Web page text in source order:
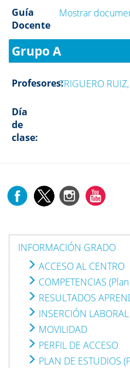
Guía
Docente
Mostrar
Grupo A
Profesores:TRIGUERO
Día
de
clase:
INFORMACIÓN GRADO
ACCESO AL CENTRO
COMPETENCIAS
RESULTADOS
INSERCIÓN LABORAL
MOVILIDAD
PERFIL DE ACCESO
PLAN DE ESTUDIOS